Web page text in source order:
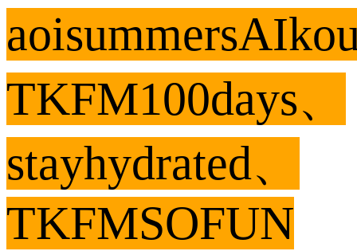
TKFM100days、
stayhydrated、
TKFMSOFUN